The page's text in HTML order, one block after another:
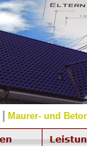
Maurer- und